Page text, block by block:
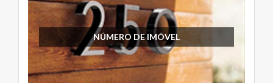
NÚMERO DE IMÓVEL